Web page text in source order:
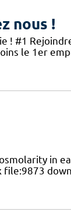
nous !
! #1
le 1er
in
file:9873